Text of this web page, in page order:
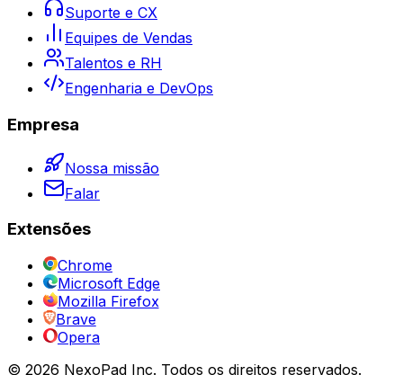
Suporte e CX
Equipes de Vendas
Talentos e RH
Engenharia e DevOps
Empresa
Nossa missão
Falar
Extensões
Chrome
Microsoft Edge
Mozilla Firefox
Brave
Opera
© 2026 NexoPad Inc. Todos os direitos reservados.